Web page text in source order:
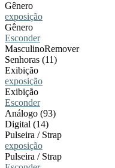
Gênero
exposição
Gênero
Esconder
MasculinoRemover
Senhoras (11)
Exibição
exposição
Exibição
Esconder
Análogo (93)
Digital (14)
Pulseira / Strap
exposição
Pulseira / Strap